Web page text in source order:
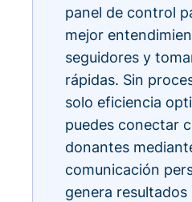
panel de control
mejor
seguidores y
rápidas. Sin
solo eficiencia
puedes conectar
donantes
comunicación
genera resultados